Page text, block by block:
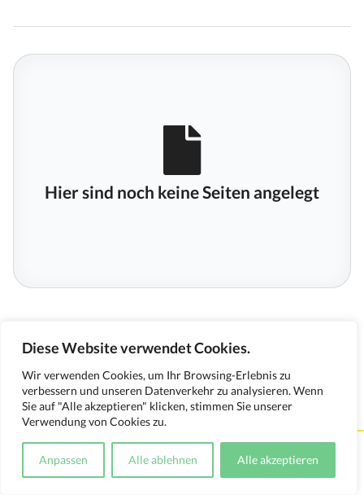
Diese Website verwendet Cookies.
Wir verwenden Cookies, um Ihr Browsing-Erlebnis zu
verbessern und unseren Datenverkehr zu analysieren. Wenn
Sie auf "Alle akzeptieren" klicken, stimmen Sie unserer
Verwendung von Cookies zu.
Anpassen Alle ablehnen Alle akzeptieren
Hier sind noch keine Seiten angelegt
Kontakt Impressum Datenschutzerklärung
Medienverwendungsnachweis